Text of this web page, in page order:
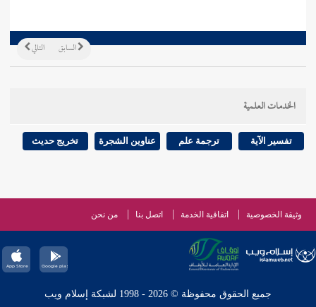
التالي السابق
الخدمات العلمية
تفسير الآية ترجمة علم عناوين الشجرة تخريج حديث
وثيقة الخصوصية اتفاقية الخدمة اتصل بنا من نحن
جميع الحقوق محفوظة © 2026 - 1998 لشبكة إسلام ويب